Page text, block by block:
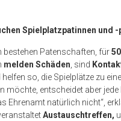
Spielplatzpatinnen und -
bestehen Patenschaften, für
melden Schäden , sind
so, die Spielplätze zu
möchte, entscheidet aber
Ehrenamt natürlich nicht“,
Austauschtreffen,